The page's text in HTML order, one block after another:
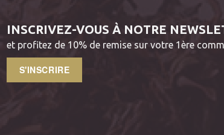
INSCRIVEZ-VOUS À NOTRE
et profitez de 10% de remise sur votre 1ère
S'INSCRIRE